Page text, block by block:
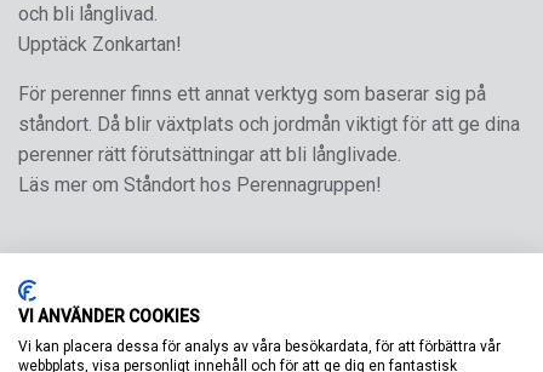
och bli långlivad.
Upptäck Zonkartan!
För perenner finns ett annat verktyg som baserar sig på
ståndort. Då blir växtplats och jordmån viktigt för att ge dina
perenner rätt förutsättningar att bli långlivade.
Läs mer om Ståndort hos Perennagruppen!
VI ANVÄNDER COOKIES
Vi kan placera dessa för analys av våra besökardata, för att förbättra vår
webbplats, visa personligt innehåll och för att ge dig en fantastisk